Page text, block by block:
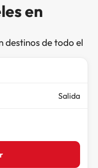
en
destinos de todo el
Salida